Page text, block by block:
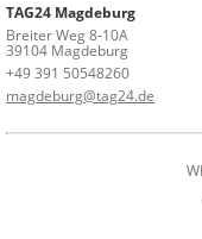
TAG24 Magdeburg
Breiter Weg 8-10A
39104 Magdeburg
+49 391 50548260
magdeburg@tag24.de